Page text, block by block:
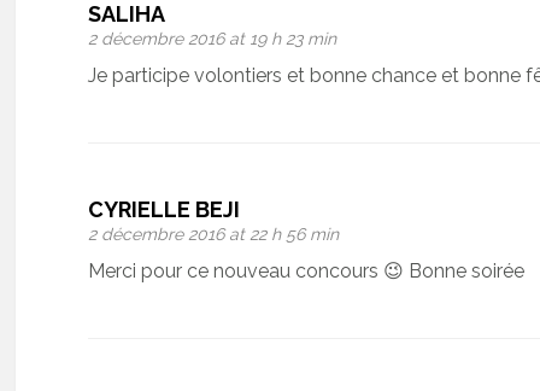
SALIHA
2 décembre 2016 at 19 h 23 min
Je participe volontiers et bonne chance et bonne
CYRIELLE BEJI
2 décembre 2016 at 22 h 56 min
Merci pour ce nouveau concours 😉 Bonne soirée